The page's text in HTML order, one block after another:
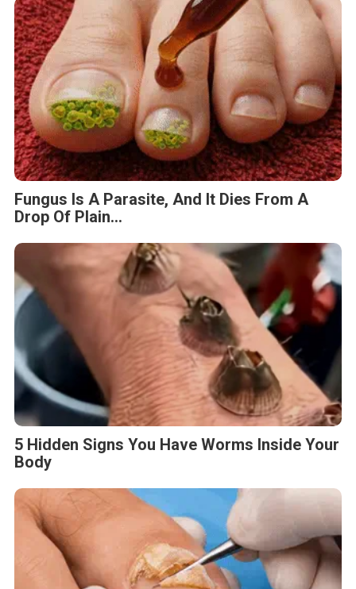
Fungus Is A Parasite, And It Dies From A
Drop Of Plain...
5 Hidden Signs You Have Worms Inside Your
Body